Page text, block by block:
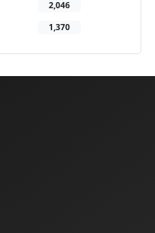
2,046
1,370